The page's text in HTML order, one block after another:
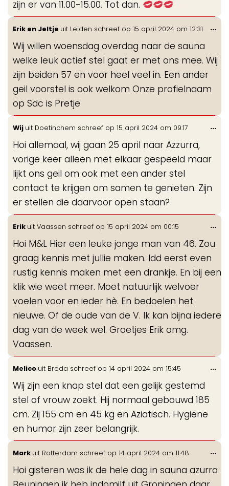
zijn er van 11.00-15.00. Tot dan.
Erik en Jeltje uit Leiden schreef op 15 april 2024 om 12:31
Wij willen woensdag overdag naar de sauna
welke leuk actief stel gaat er met ons mee. Wij
zijn beiden 57 en voor heel veel in. Een ander
geil voorstel is ook welkom Onze profielnaam
op Sdc is Pretje
...
Wij uit Doetinchem schreef op 15 april 2024 om 09:17
Hoi allemaal, wij gaan 25 april naar Azzurra,
vorige keer alleen met elkaar gespeeld maar
lijkt ons geil om ook met een ander stel
contact te krijgen om samen te genieten. Zijn
er stellen die daarvoor open staan?
...
Erik uit Vaassen schreef op 15 april 2024 om 00:15
Hoi M&L Hier een leuke jonge man van 46. Zou
graag kennis met jullie maken. Idd eerst even
rustig kennis maken met een drankje. En bij een
klik wie weet meer. Moet natuurlijk welvoer
voelen voor en ieder hè. En bedoelen het
nieuwe. Of de oude van de V. Ik kan bijna iedere
dag van de week wel. Groetjes Erik omg.
Vaassen.
...
Melico uit Breda schreef op 14 april 2024 om 15:45
Wij zijn een knap stel dat een gelijk gestemd
stel of vrouw zoekt. Hij normaal gebouwd 185
cm. Zij 155 cm en 45 kg en Aziatisch. Hygiëne
en humor zijn zeer belangrijk.
...
Mark uit Rotterdam schreef op 14 april 2024 om 11:48
Hoi gisteren was ik de hele dag in sauna azurra
...